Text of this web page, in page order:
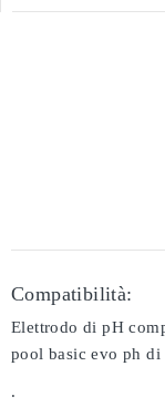
Compatibilità:
Elettrodo di pH
pool basic evo ph di
.